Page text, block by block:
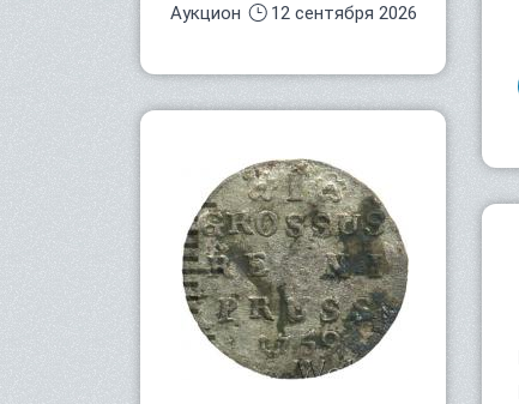
Аукцион 12 сентября 2026